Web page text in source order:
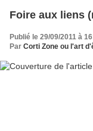
Foire aux liens
Publié le 29/09/2011 à
Par Corti Zone ou l'art